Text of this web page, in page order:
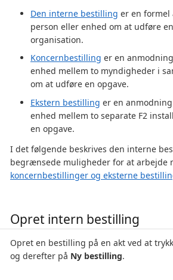
Den interne bestilling er en
person eller enhed om at udføre
organisation.
Koncernbestilling er en
enhed mellem to myndigheder i
om at udføre en opgave.
Ekstern bestilling er en
enhed mellem to separate F2
en opgave.
I det følgende beskrives den interne
begrænsede muligheder for at arbejde
koncernbestillinger og eksterne
Opret intern bestilling
Opret en bestilling på en akt ved at
og derefter på Ny bestilling.